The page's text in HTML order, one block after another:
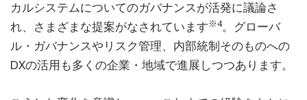
カルシステムについてのガバナンスが活発に議論さ
れ、さまざまな提案がなされています※4。グローバ
ル・ガバナンスやリスク管理、内部統制そのものへの
DXの活用も多くの企業・地域で進展しつつあります。